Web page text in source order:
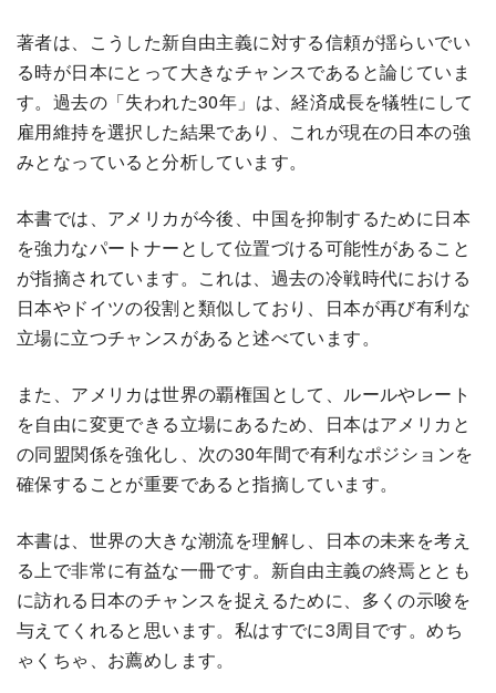
著者は、こうした新自由主義に対する信頼が揺らいでい
る時が日本にとって大きなチャンスであると論じていま
す。過去の「失われた30年」は、経済成長を犠牲にして
雇用維持を選択した結果であり、これが現在の日本の強
みとなっていると分析しています。
本書では、アメリカが今後、中国を抑制するために日本
を強力なパートナーとして位置づける可能性があること
が指摘されています。これは、過去の冷戦時代における
日本やドイツの役割と類似しており、日本が再び有利な
立場に立つチャンスがあると述べています。
また、アメリカは世界の覇権国として、ルールやレート
を自由に変更できる立場にあるため、日本はアメリカと
の同盟関係を強化し、次の30年間で有利なポジションを
確保することが重要であると指摘しています。
本書は、世界の大きな潮流を理解し、日本の未来を考え
る上で非常に有益な一冊です。新自由主義の終焉ととも
に訪れる日本のチャンスを捉えるために、多くの示唆を
与えてくれると思います。私はすでに3周目です。めち
ゃくちゃ、お薦めします。